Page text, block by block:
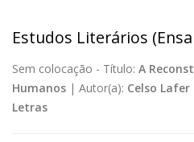
Estudos Literários
Sem colocação - Título: A
Humanos | Autor(a): Celso Lafer
Letras